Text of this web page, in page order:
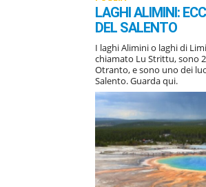
LAGHI ALIMINI:
DEL SALENTO
I laghi Alimini o laghi di
chiamato Lu Strittu, sono
Otranto, e sono uno dei
Salento. Guarda qui.